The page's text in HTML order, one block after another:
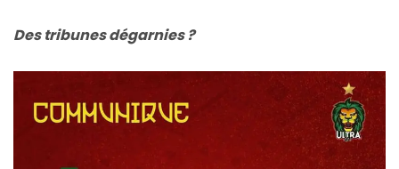
Des tribunes dégarnies ?